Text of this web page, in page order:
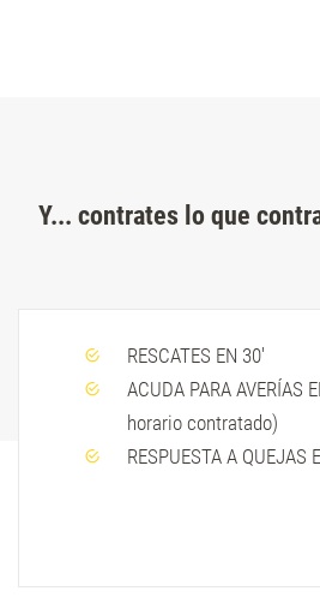
Y... contrates lo que
RESCATES EN 30'
ACUDA PARA AVERÍAS
horario contratado)
RESPUESTA A QUEJAS